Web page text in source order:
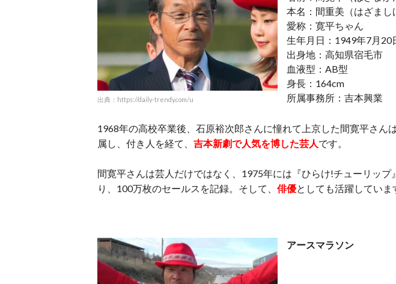
出典：https://daily-trendy.com/u
本名：間重美（はざまし
愛称：寛平ちゃん
生年月日：1949年7月20
出身地：高知県宿毛市
血液型：AB型
身長：164cm
所属事務所：吉本興業
1968年の高校卒業後、石原裕次郎さんに憧れて上京した間寛平さん
属し、付き人を経て、 吉本新劇で人気を博した芸人です。
間寛平さんは芸人だけではなく、1975年には『ひらけ!チューリップ
り、100万枚のセールスを記録。そして、 俳優としても活躍していま
アースマラソン